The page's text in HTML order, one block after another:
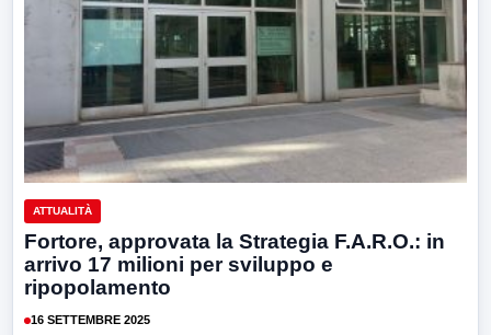
ATTUALITÀ
Fortore, approvata la Strategia F.A.R.O.: in
arrivo 17 milioni per sviluppo e
ripopolamento
16 SETTEMBRE 2025